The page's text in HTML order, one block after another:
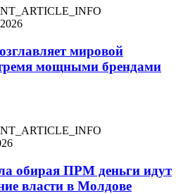
мировой
мощными брендами
обирая ПРМ деньги идут
власти в Молдове